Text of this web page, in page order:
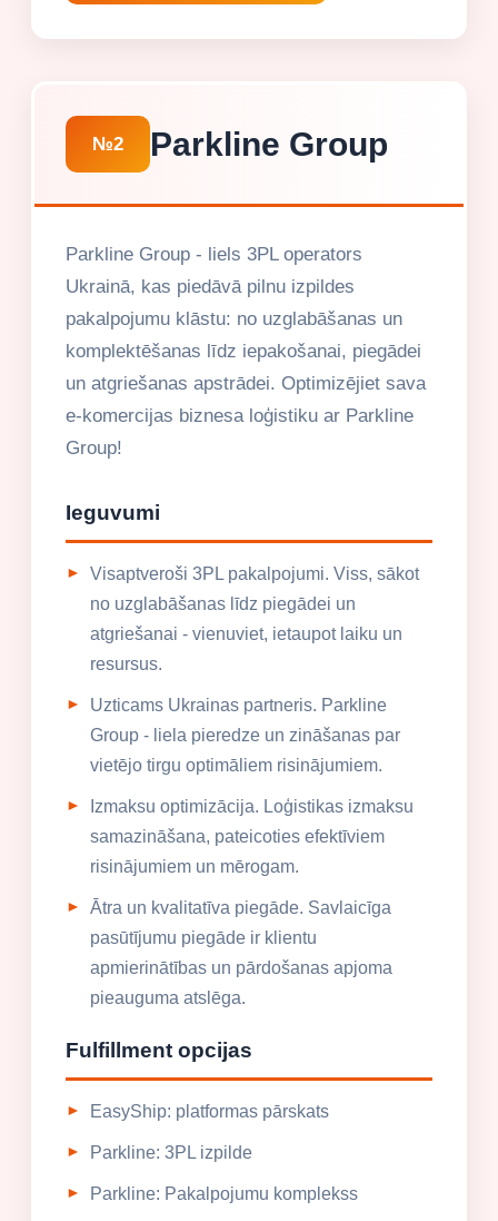
№2 Parkline Group
Parkline Group - liels 3PL operators
Ukrainā, kas piedāvā pilnu izpildes
pakalpojumu klāstu: no uzglabāšanas un
komplektēšanas līdz iepakošanai, piegādei
un atgriešanas apstrādei. Optimizējiet sava
e-komercijas biznesa loģistiku ar Parkline
Group!
Ieguvumi
Visaptveroši 3PL pakalpojumi. Viss, sākot
no uzglabāšanas līdz piegādei un
atgriešanai - vienuviet, ietaupot laiku un
resursus.
Uzticams Ukrainas partneris. Parkline
Group - liela pieredze un zināšanas par
vietējo tirgu optimāliem risinājumiem.
Izmaksu optimizācija. Loģistikas izmaksu
samazināšana, pateicoties efektīviem
risinājumiem un mērogam.
Ātra un kvalitatīva piegāde. Savlaicīga
pasūtījumu piegāde ir klientu
apmierinātības un pārdošanas apjoma
pieauguma atslēga.
Fulfillment opcijas
EasyShip: platformas pārskats
Parkline: 3PL izpilde
Parkline: Pakalpojumu komplekss